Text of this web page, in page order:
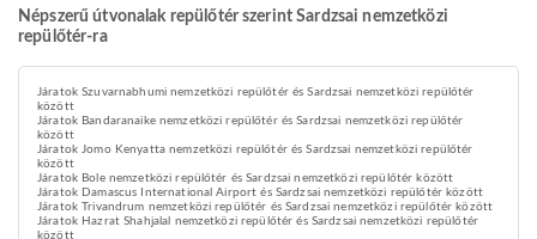
Népszerű útvonalak repülőtér szerint Sardzsai nemzetközi
repülőtér-ra
Járatok Szuvarnabhumi nemzetközi repülőtér és Sardzsai nemzetközi repülőtér
között
Járatok Bandaranaike nemzetközi repülőtér és Sardzsai nemzetközi repülőtér
között
Járatok Jomo Kenyatta nemzetközi repülőtér és Sardzsai nemzetközi repülőtér
között
Járatok Bole nemzetközi repülőtér és Sardzsai nemzetközi repülőtér között
Járatok Damascus International Airport és Sardzsai nemzetközi repülőtér között
Járatok Trivandrum nemzetközi repülőtér és Sardzsai nemzetközi repülőtér között
Járatok Hazrat Shahjalal nemzetközi repülőtér és Sardzsai nemzetközi repülőtér
között